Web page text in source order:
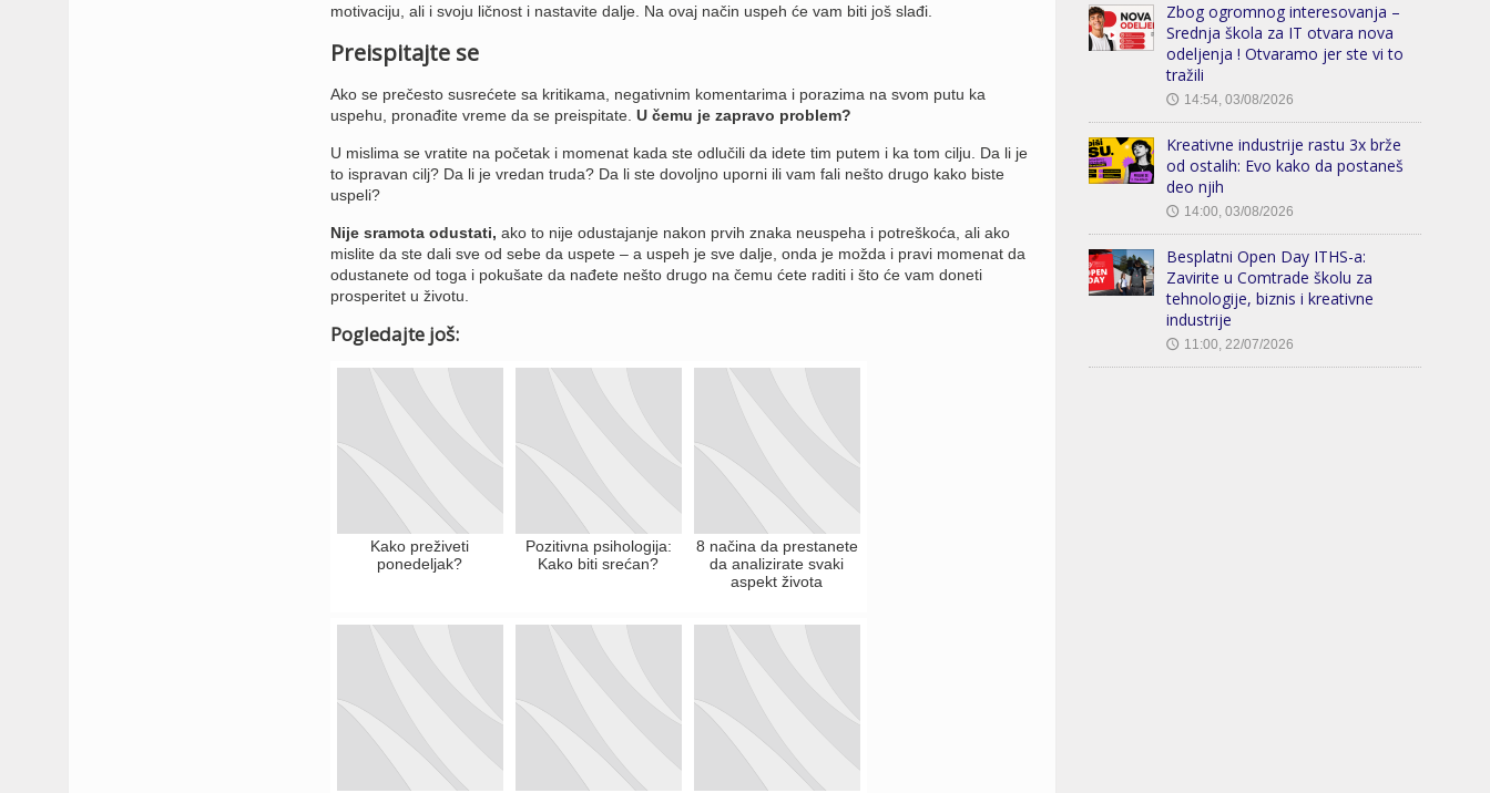
motivaciju, ali i svoju ličnost i nastavite dalje. Na ovaj način uspeh će vam biti još slađi.
Preispitajte se
Ako se prečesto susrećete sa kritikama, negativnim komentarima i porazima na svom putu ka
uspehu, pronađite vreme da se preispitate. U čemu je zapravo problem?
U mislima se vratite na početak i momenat kada ste odlučili da idete tim putem i ka tom cilju. Da li je
to ispravan cilj? Da li je vredan truda? Da li ste dovoljno uporni ili vam fali nešto drugo kako biste
uspeli?
Nije sramota odustati, ako to nije odustajanje nakon prvih znaka neuspeha i potreškoća, ali ako
mislite da ste dali sve od sebe da uspete – a uspeh je sve dalje, onda je možda i pravi momenat da
odustanete od toga i pokušate da nađete nešto drugo na čemu ćete raditi i što će vam doneti
prosperitet u životu.
Pogledajte još:
Kako preživeti
ponedeljak?
Pozitivna psihologija:
Kako biti srećan?
8 načina da prestanete
da analizirate svaki
aspekt života
Zbog ogromnog interesovanja –
Srednja škola za IT otvara nova
odeljenja ! Otvaramo jer ste vi to
tražili
🕔 14:54, 03/08/2026
Kreativne industrije rastu 3x brže
od ostalih: Evo kako da postaneš
deo njih
🕔 14:00, 03/08/2026
Besplatni Open Day ITHS-a:
Zavirite u Comtrade školu za
tehnologije, biznis i kreativne
industrije
🕔 11:00, 22/07/2026